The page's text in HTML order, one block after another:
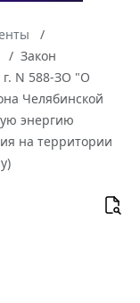
Закон
г. N 588-ЗО "О
Челябинской
энергию
на территории